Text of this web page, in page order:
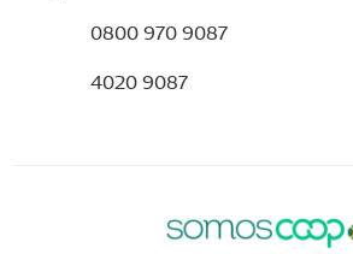
0800 970 9087
4020 9087